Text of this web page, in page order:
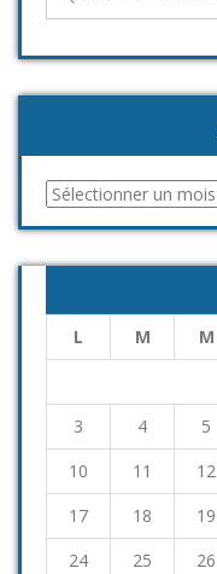
Archives
L M M
3
4 5
10
11 12
17
18 19
24
25 26